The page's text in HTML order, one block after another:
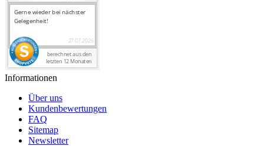
Informationen
Über uns
Kundenbewertungen
FAQ
Sitemap
Newsletter